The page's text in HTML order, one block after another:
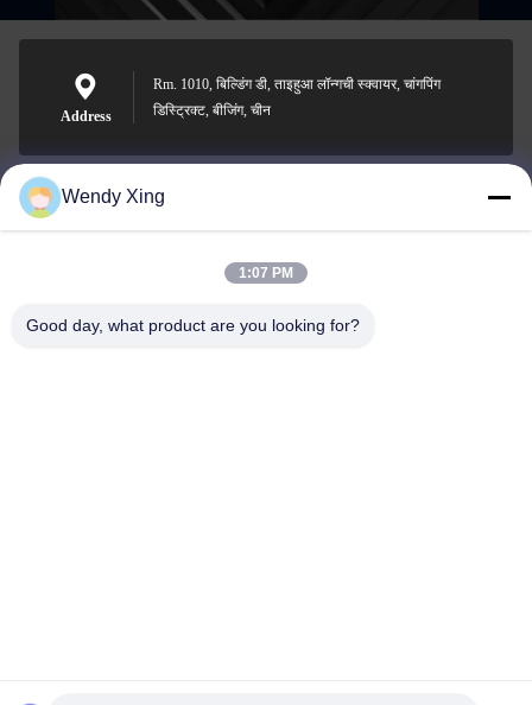
Address
Rm. 1010, बिल्डिंग डी, ताइहुआ लॉन्गची स्क्वायर, चांगपिंग
डिस्ट्रिक्ट, बीजिंग, चीन
jesingd@vip.sina.com
Wendy Xing
1:07 PM
Good day, what product are you looking for?